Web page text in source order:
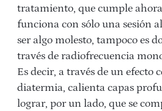
tratamiento, que cumple ahora
funciona con sólo una sesión
ser algo molesto, tampoco es
través de radiofrecuencia
Es decir, a través de un efecto
diatermia, calienta capas
lograr, por un lado, que se